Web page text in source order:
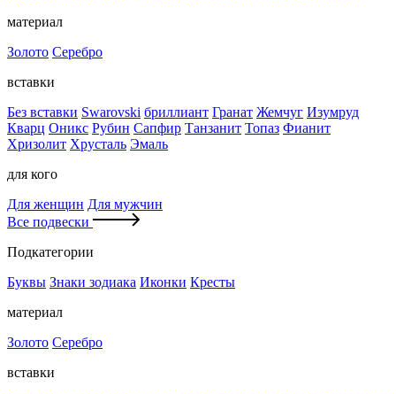
материал
Золото Серебро
вставки
Без вставки Swarovski бриллиант Гранат Жемчуг Изумруд
Кварц Оникс Рубин Сапфир Танзанит Топаз Фианит
Хризолит Хрусталь Эмаль
для кого
Для женщин Для мужчин
Все подвески
Подкатегории
Буквы Знаки зодиака Иконки Кресты
материал
Золото Серебро
вставки